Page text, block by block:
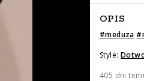
OPIS
#meduza #
Style:
405 dni